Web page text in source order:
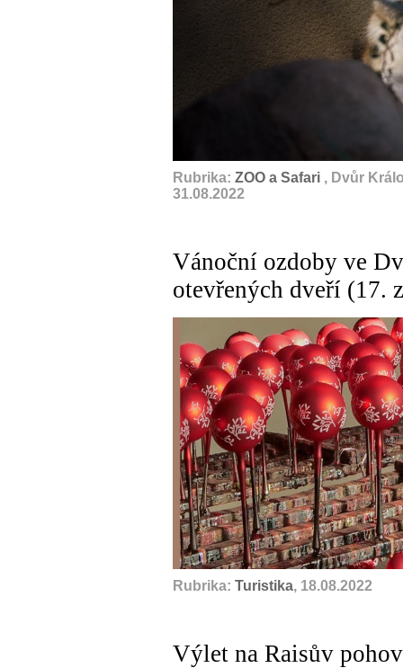
Rubrika: ZOO a Safari , Dvůr
31.08.2022
Vánoční ozdoby ve
otevřených dveří (17.
Rubrika: Turistika, 18.08.2022
Výlet na Raisův